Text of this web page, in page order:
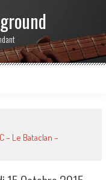
– Le Bataclan –